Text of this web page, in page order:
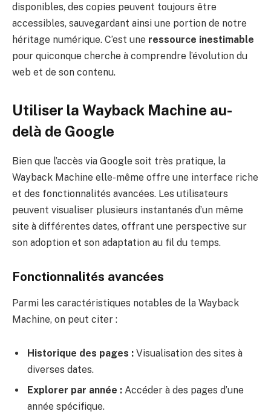
disponibles, des copies peuvent toujours être
accessibles, sauvegardant ainsi une portion de notre
héritage numérique. C’est une ressource inestimable
pour quiconque cherche à comprendre l’évolution du
web et de son contenu.
Utiliser la Wayback Machine au-
delà de Google
Bien que l’accès via Google soit très pratique, la
Wayback Machine elle-même offre une interface riche
et des fonctionnalités avancées. Les utilisateurs
peuvent visualiser plusieurs instantanés d’un même
site à différentes dates, offrant une perspective sur
son adoption et son adaptation au fil du temps.
Fonctionnalités avancées
Parmi les caractéristiques notables de la Wayback
Machine, on peut citer :
Historique des pages : Visualisation des sites à
diverses dates.
Explorer par année : Accéder à des pages d’une
année spécifique.